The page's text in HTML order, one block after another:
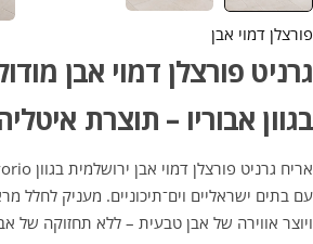
פורצלן דמוי אבן
גרניט פורצלן דמוי אבן
בגוון אבוריו – תוצרת
עם בתים ישראליים וים־תיכוניים. מעניק לחלל
ויוצר אווירה של אבן טבעית – ללא תחזוקה של